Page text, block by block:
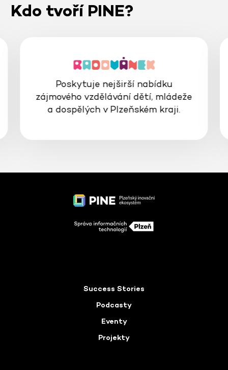
Kdo tvoří PINE?
Poskytuje nejširší nabídku
zájmového vzdělávání dětí, mládeže
a dospělých v Plzeňském kraji.
Success Stories
Podcasty
Eventy
Projekty